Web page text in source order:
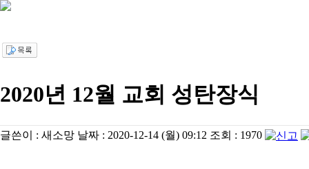
2020년 12월 교회 성탄장식
글쓴이 : 새소망 날짜 : 2020-12-14 (월) 09:12 조회 : 1970